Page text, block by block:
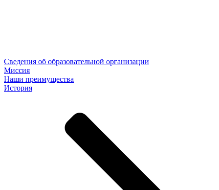
Сведения об образовательной организации
Миссия
Наши преимущества
История